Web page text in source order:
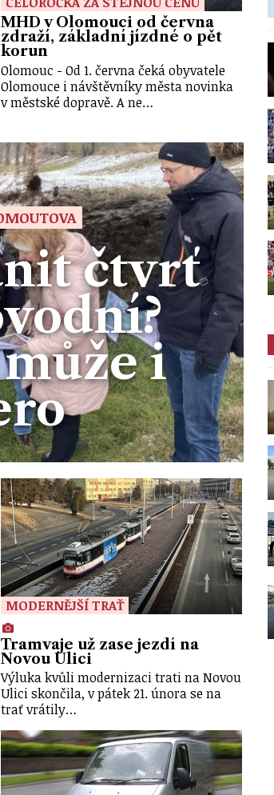
MHD v Olomouci od června
zdraží, základní jízdné o pět
korun
Olomouc - Od 1. června čeká obyvatele
Olomouce i návštěvníky města novinka
v městské dopravě. A ne…
čtvrť
i
MODERNĚJŠÍ TRAŤ
Tramvaje už zase jezdí na
Novou Ulici
Výluka kvůli modernizaci trati na Novou
Ulici skončila, v pátek 21. února se na
trať vrátily…